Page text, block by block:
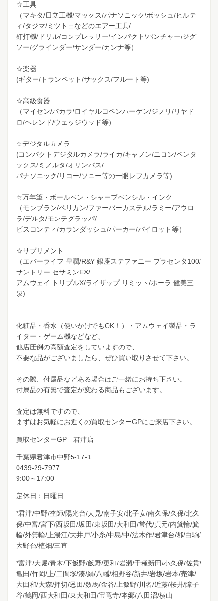
☆工具
（マキタ/日立工機/マックス/パナソニック/ボッシュ/ヒルテ
ィ/タジマ/ミツトヨなどのエアー工具/
釘打機/ドリル/コンプレッサー/インパクト/パンチャー/ジグ
ソー/グラインダー/サンダー/カンナ等）
☆楽器
(ギター/トランペット/サックス/フルート等)
☆高級食器
（マイセン/バカラ/ロイヤルコペンハーゲン/ジノリ/リヤド
ロ/ヘレンド/ウェッジウッド等）
☆デジタルカメラ
(コンパクトデジタルカメラ/ライカ/キャノン/ニコン/ペンタ
ックス/ミノルタ/オリンパス/
パナソニック/リコー/ソニー等の一眼レフカメラ等)
☆万年筆・ボールペン・シャープペンシル・インク
（モンブラン/ペリカン/ファーバーカステル/ラミー/アウロ
ラ/デルタ/モンテグラッパ/
ビスコンティ/カランダッシュ/パーカー/パイロット等）
☆サプリメント
（エバーライフ 皇潤/R&Y 銀座ステファニー プラセンタ100/
サントリー セサミンEX/
アムウェイ トリプルX/ライザップ リミット/ポーラ 健美三
泉)
化粧品・香水（使いかけでもOK！）・アムウェイ製品・ラ
イター・ゲーム機などなど、
他店圧倒の高額査定をしていますので、
不要な品がございましたら、ぜひ買い取りさせて下さい。
その際、付属品などある場合はご一緒にお持ち下さい。
付属品の有無で査定が変わる商品もございます。
査定は無料ですので、
まずはお気軽にお近くの買取センターGPにご来店下さい。
買取センターGP 君津店
千葉県君津市中野5-17-1
0439-29-7977
9:00～17:00
定休日：日曜日
*君津/中野/杢師/陽光台/人見/南子安/北子安/南久保/久保/北久
保/中富/宮下/西坂田/坂田/東坂田/大和田/常代/貞元/内箕輪/箕
輪/外箕輪/上湯江/大井戸/小糸/中島/中/法木作/君津台/郡/白駒/
大野台/植畑/三直
*富津/大堀/青木/下飯野/飯野/更和/岩瀬/千種新田/小久保/佐貫/
亀田/竹岡/上/二間塚/湊/絹/八幡/相野谷/新井/岩坂/岩本/売津/
大田和/大森/押切/恩田/数馬/金谷/上飯野/川名/近藤/桜井/障子
谷/鶴岡/西大和田/東大和田/宝竜寺/本郷/八田沼/横山